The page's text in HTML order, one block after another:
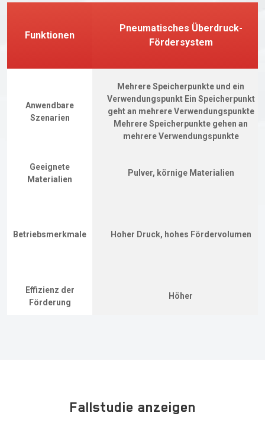
Funktionen
Pneumatisches Überdruck-
Fördersystem
Anwendbare
Szenarien
Mehrere Speicherpunkte und ein
Verwendungspunkt Ein Speicherpunkt
geht an mehrere Verwendungspunkte
Mehrere Speicherpunkte gehen an
mehrere Verwendungspunkte
Geeignete
Materialien
Pulver, körnige Materialien
Betriebsmerkmale Hoher Druck, hohes Fördervolumen
Effizienz der
Förderung
Höher
Fallstudie anzeigen